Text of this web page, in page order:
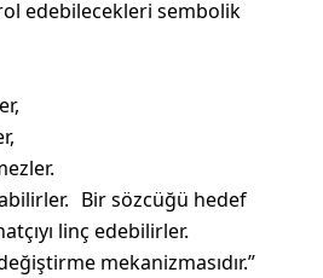
edebilecekleri sembolik
Bir sözcüğü hedef
linç edebilirler.
mekanizmasıdır.”